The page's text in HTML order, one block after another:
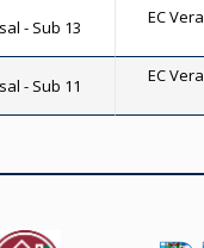
- Sub 13 EC
- Sub 11 EC